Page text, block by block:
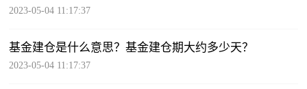
2023-05-04 11:17:37
基金建仓是什么意思？基金建仓期大约多少天？
2023-05-04 11:17:37